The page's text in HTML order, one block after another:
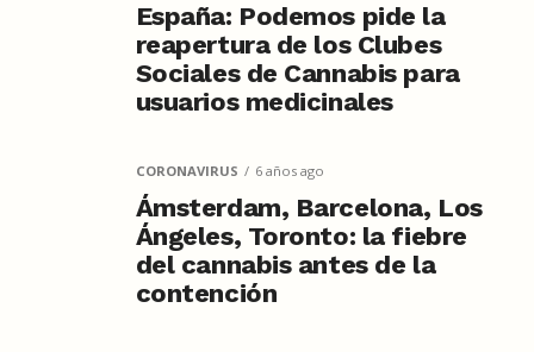
España: Podemos pide la
reapertura de los Clubes
Sociales de Cannabis para
usuarios medicinales
CORONAVIRUS 6 años ago
Ámsterdam, Barcelona, Los
Ángeles, Toronto: la fiebre
del cannabis antes de la
contención